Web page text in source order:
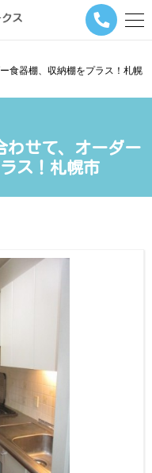
メ
ー
ビ
タ
食器棚、収納棚をプラス！札幌
わせて、オーダー
ス！札幌市